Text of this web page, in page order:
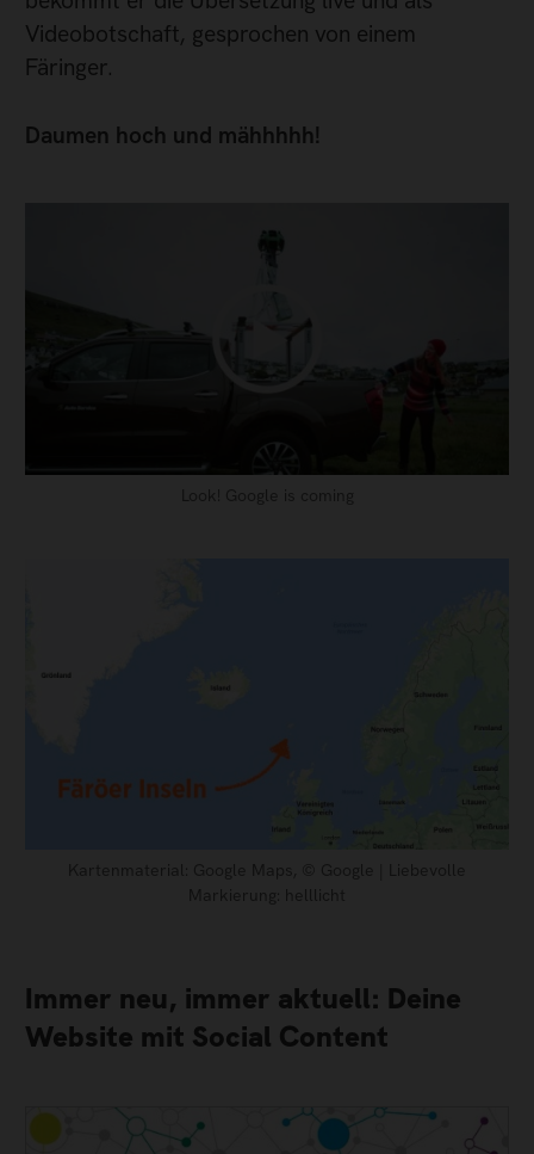
Videobotschaft, gesprochen von einem
Färinger.
Daumen hoch und mähhhhh!
Immer neu, immer aktuell: Deine
Website mit Social Content